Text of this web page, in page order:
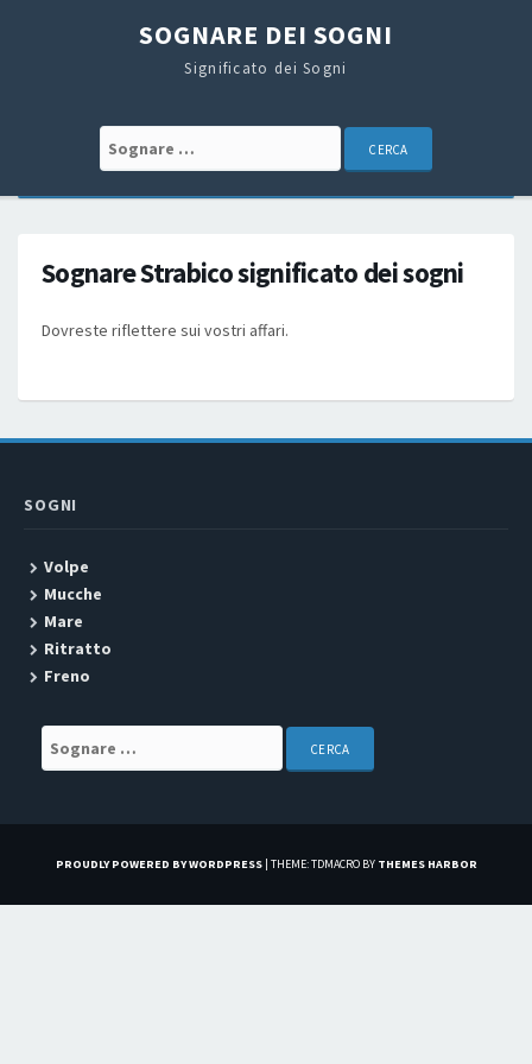
SOGNARE DEI SOGNI
Significato dei Sogni
Search for:
Sognare Strabico significato dei sogni
Dovreste riflettere sui vostri affari.
SOGNI
Volpe
Mucche
Mare
Ritratto
Freno
Search for:
PROUDLY POWERED BY WORDPRESS | THEME: TDMACRO BY THEMES HARBOR